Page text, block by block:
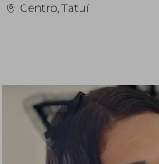
Centro, Tatuí